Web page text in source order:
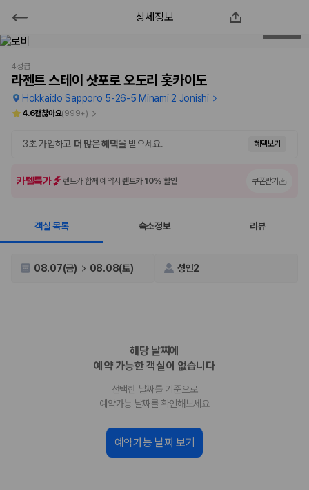
라젠트 스테이 삿포로 오도리 홋카이
도
2000만 이용고객이 선택한 제주 렌트카 가격비교 플랫폼
제주 렌트카 업체별 실시간 예약 가능 차량과 요금
인원에 맞는 차종별 가격을 비교합니다.
일반자차, 완전자차, 슈퍼자차의 면책금과 보상 한
제주공항 인수 조건 비교:셔틀 이동, 인수 위치, 반납 편의성을 함께
비교 후 원하는 차량을 바로 예약할 수 있습니다.
상세정보
4성급
라젠트 스테이 삿포로 오도리 홋카이도
Hokkaido Sapporo 5-26-5 Minami 2 Jonishi
4.6괜찮아요(999+)
3초 가입하고 더 많은 혜택을 받으세요. 혜택보기
카텔특가 렌트카 함께 예약시렌트카 10% 할인 쿠폰받기
객실 목록 숙소정보 리뷰
08.07(금) 08.08(토) 성인2
해당 날짜에
예약 가능한 객실이 없습니다
선택한 날짜를 기준으로
예약가능 날짜를 확인해보세요
예약가능 날짜 보기